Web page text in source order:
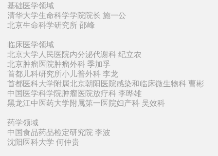
基础医学领域
清华大学生命科学学院院长 施一公
北京生命科学研究所 邵峰
临床医学领域
北京大学人民医院内分泌代谢科 纪立农
北京肿瘤医院肿瘤外科 季加孚
首都儿科研究所小儿普外科 李龙
首都医科大学附属北京朝阳医院感染和临床微生物科 曹彬
中国医学科学院肿瘤医院放疗科 李晔雄
黑龙江中医药大学附属第一医院妇产科 吴效科
药学领域
中国食品药品检定研究院 李波
沈阳医科大学 何仲贵